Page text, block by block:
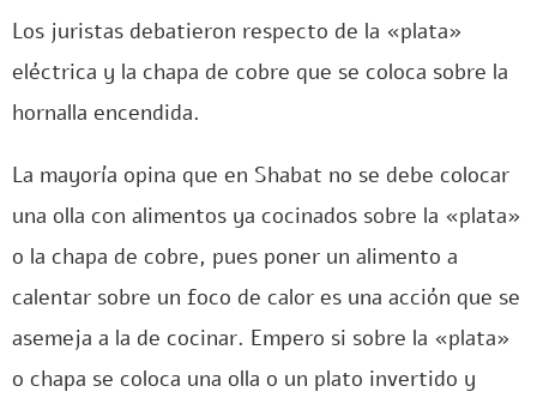
Los juristas debatieron respecto de la «plata»
eléctrica y la chapa de cobre que se coloca sobre la
hornalla encendida.
La mayoría opina que en Shabat no se debe colocar
una olla con alimentos ya cocinados sobre la «plata»
o la chapa de cobre, pues poner un alimento a
calentar sobre un foco de calor es una acción que se
asemeja a la de cocinar. Empero si sobre la «plata»
o chapa se coloca una olla o un plato invertido y